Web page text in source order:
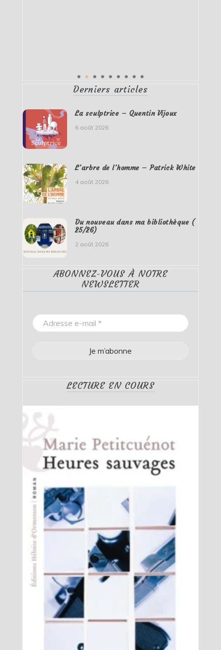
Derniers articles
La sculptrice – Quentin Vijoux
6 août 2026
L’arbre de l’homme – Patrick White
4 août 2026
Du nouveau dans ma bibliothèque (
25/26)
2 août 2026
ABONNEZ-VOUS À NOTRE
NEWSLETTER
LECTURE EN COURS